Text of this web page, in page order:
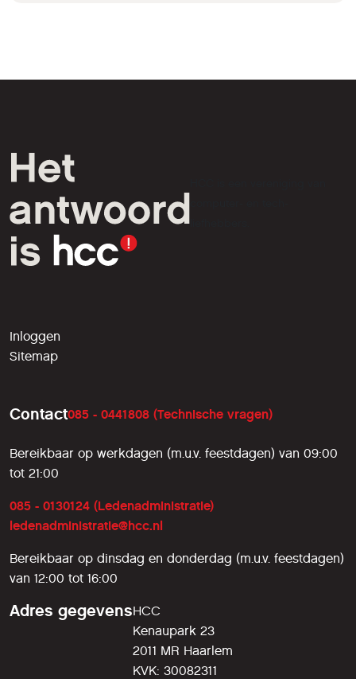
liefhebbers.
Inloggen
Sitemap
Contact085 - 0441808 (Technische vragen)
Bereikbaar op werkdagen (m.u.v. feestdagen) van 09:00
tot 21:00
085 - 0130124 (Ledenadministratie)
ledenadministratie@hcc.nl
Bereikbaar op dinsdag en donderdag (m.u.v. feestdagen)
van 12:00 tot 16:00
Adres gegevensHCC
Kenaupark 23
2011 MR Haarlem
KVK: 30082311